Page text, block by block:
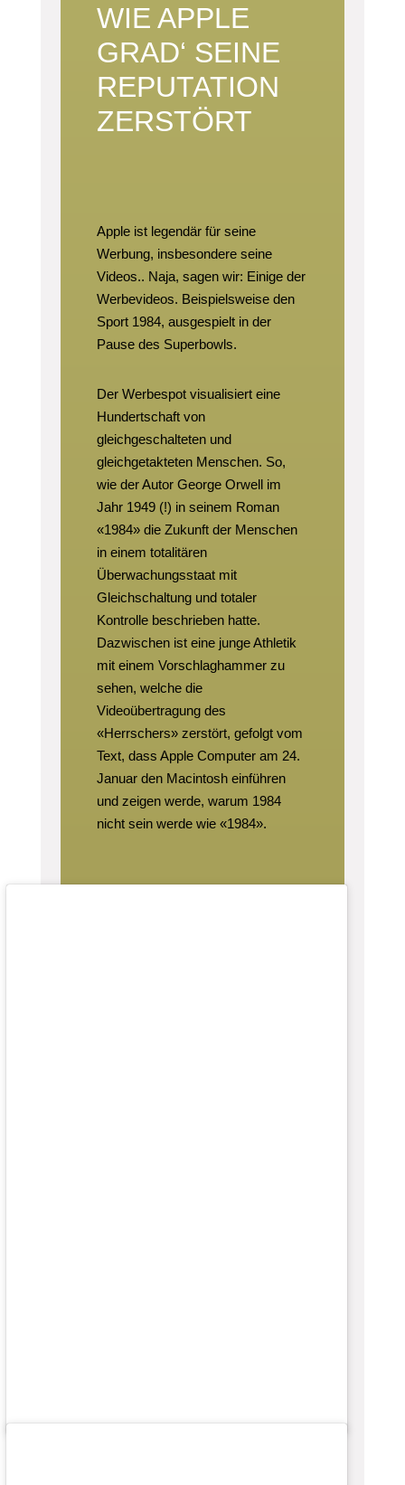
WIE APPLE
GRAD‘ SEINE
REPUTATION
ZERSTÖRT
Apple ist legendär für seine
Werbung, insbesondere seine
Videos.. Naja, sagen wir: Einige der
Werbevideos. Beispielsweise den
Sport 1984, ausgespielt in der
Pause des Superbowls.
Der Werbespot visualisiert eine
Hundertschaft von
gleichgeschalteten und
gleichgetakteten Menschen. So,
wie der Autor George Orwell im
Jahr 1949 (!) in seinem Roman
«1984» die Zukunft der Menschen
in einem totalitären
Überwachungsstaat mit
Gleichschaltung und totaler
Kontrolle beschrieben hatte.
Dazwischen ist eine junge Athletik
mit einem Vorschlaghammer zu
sehen, welche die
Videoübertragung des
«Herrschers» zerstört, gefolgt vom
Text, dass Apple Computer am 24.
Januar den Macintosh einführen
und zeigen werde, warum 1984
nicht sein werde wie «1984».